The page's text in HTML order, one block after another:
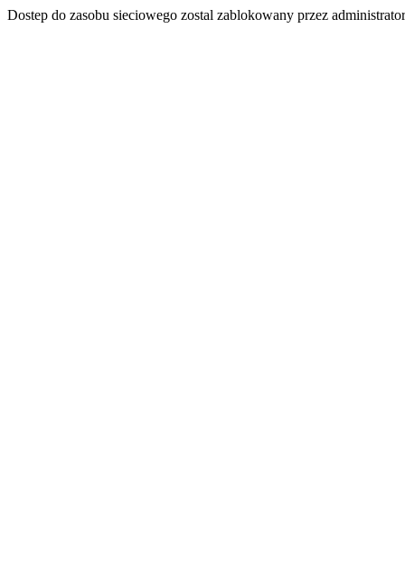
Dostep do zasobu sieciowego zostal zablokowany przez